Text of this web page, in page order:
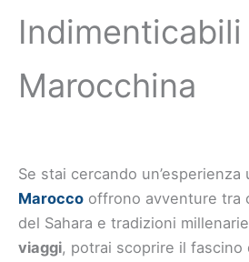
Indimenticabili
Marocchina
Se stai cercando un’esperienza
Marocco offrono avventure tra
del Sahara e tradizioni
viaggi, potrai scoprire il fascino